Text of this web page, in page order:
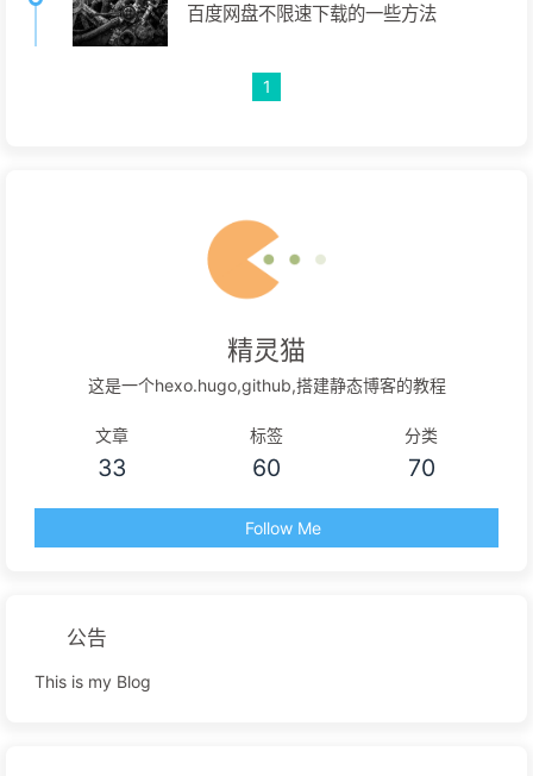
百度网盘不限速下载的一些方法
1
精灵猫
这是一个hexo.hugo,github,搭建静态博客的教程
文章
33
标签
60
分类
70
Follow Me
公告
This is my Blog